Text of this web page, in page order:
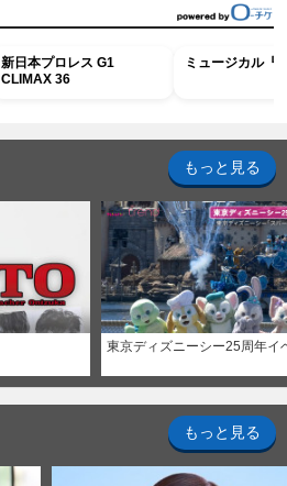
新日本プロレス G1
CLIMAX 36
ミュージカル『
もっと見る
東京ディズニーシー25周年イ
もっと見る